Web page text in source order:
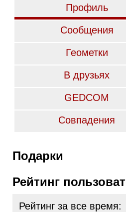
Профиль
Сообщения
Геометки
В друзьях
GEDCOM
Совпадения
Подарки
Рейтинг
Рейтинг за все время: